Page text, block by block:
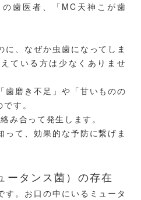
歯医者、「MC天神こが歯
に、なぜか虫歯になってしま
ている方は少なくありませ
歯磨き不足」や「甘いものの
す。
み合って発生します。
って、効果的な予防に繋げま
ータンス菌）の存在
す。お口の中にいるミュータ